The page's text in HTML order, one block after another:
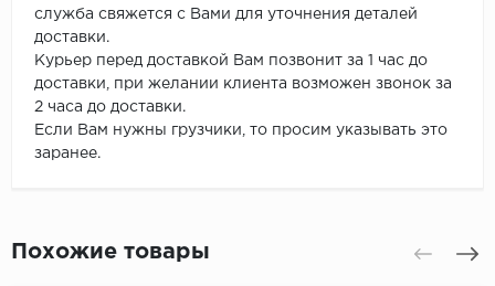
служба свяжется с Вами для уточнения деталей
доставки.
Курьер перед доставкой Вам позвонит за 1 час до
доставки, при желании клиента возможен звонок за
2 часа до доставки.
Если Вам нужны грузчики, то просим указывать это
заранее.
Похожие товары